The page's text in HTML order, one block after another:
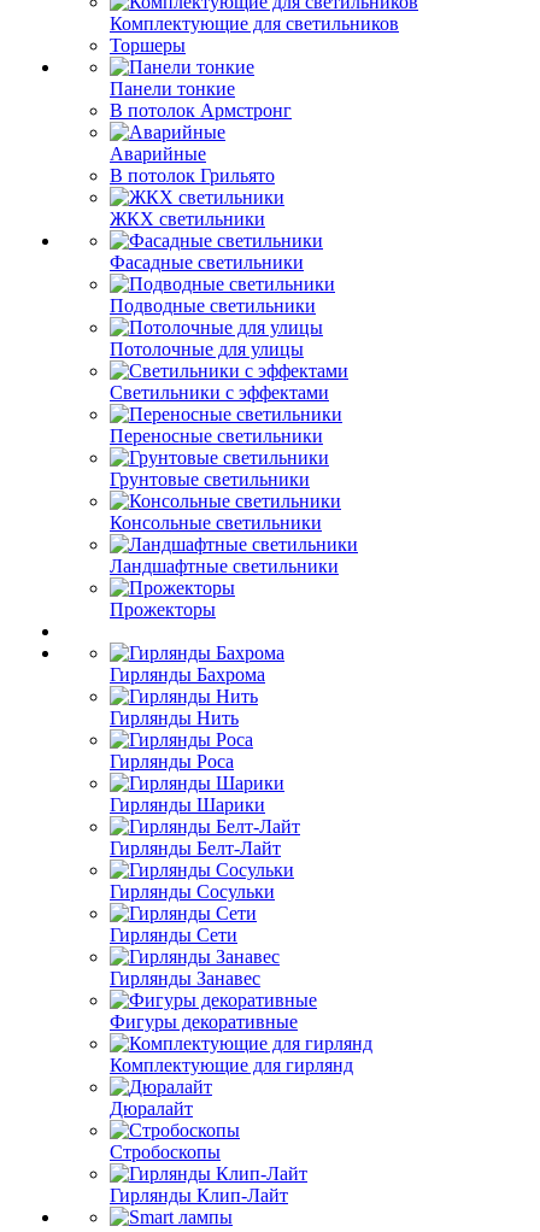
Комплектующие для светильников
Торшеры
Панели тонкие
В потолок Армстронг
Аварийные
В потолок Грильято
ЖКХ светильники
Фасадные светильники
Подводные светильники
Потолочные для улицы
Светильники с эффектами
Переносные светильники
Грунтовые светильники
Консольные светильники
Ландшафтные светильники
Прожекторы
Гирлянды Бахрома
Гирлянды Нить
Гирлянды Роса
Гирлянды Шарики
Гирлянды Белт-Лайт
Гирлянды Сосульки
Гирлянды Сети
Гирлянды Занавес
Фигуры декоративные
Комплектующие для гирлянд
Дюралайт
Стробоскопы
Гирлянды Клип-Лайт